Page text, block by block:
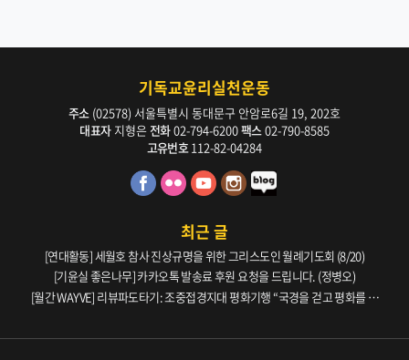
기독교윤리실천운동
주소 (02578) 서울특별시 동대문구 안암로6길 19, 202호
대표자지형은 전화02-794-6200팩스 02-790-8585
고유번호 112-82-04284
최근 글
[연대활동] 세월호 참사 진상규명을 위한 그리스도인 월례기도회 (8/20)
[기윤실 좋은나무] 카카오톡 발송료 후원 요청을 드립니다. (정병오)
[월간 WAYVE] 리뷰파도타기: 조중접경지대 평화기행 “국경을 걷고 평화를 생